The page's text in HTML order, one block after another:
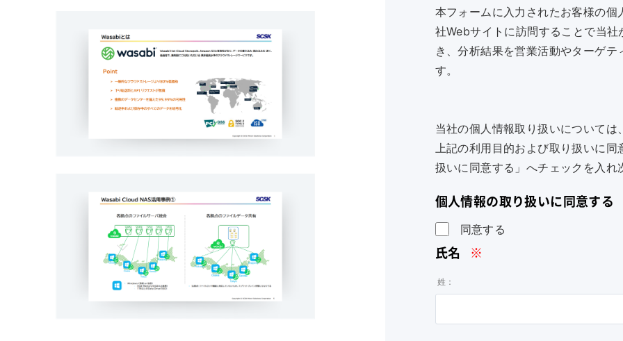
本フォームに入力されたお客様の
社Webサイトに訪問することで当
き、分析結果を営業活動やターゲ
す。
当社の個人情報取り扱いについては
上記の利用目的および取り扱いに
扱いに同意する」へチェックを入
個人情報の取り扱いに同意する
同意する
氏名 ※
姓：